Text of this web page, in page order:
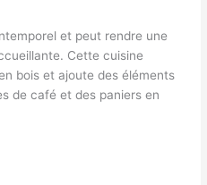
et peut rendre une
Cette cuisine
bois et ajoute des éléments
de café et des paniers en